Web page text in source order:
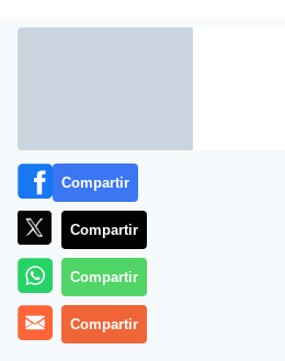
Más información
Compartir
Compartir
Compartir
Compartir